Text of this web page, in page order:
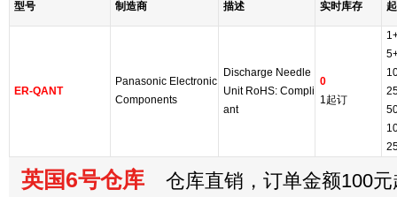
型号 制造商 描述 实时库存
ER-QANT
Panasonic Electronic
Components
Discharge Needle
Unit RoHS: Compli
ant
0
1起订
英国6号仓库 仓库直销，订单金额100元